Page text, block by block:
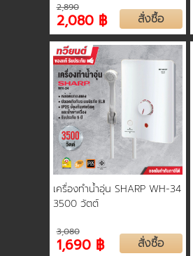
2,890
2,080 ฿ สั่งซื้อ
เครื่องทำน้ำอุ่น SHARP WH-34
3500 วัตต์
3,080
1,690 ฿ สั่งซื้อ